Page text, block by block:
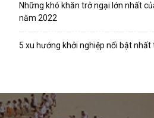
Những khó khăn trở ngại lớn nhất
năm 2022
5 xu hướng khởi nghiệp nổi bật